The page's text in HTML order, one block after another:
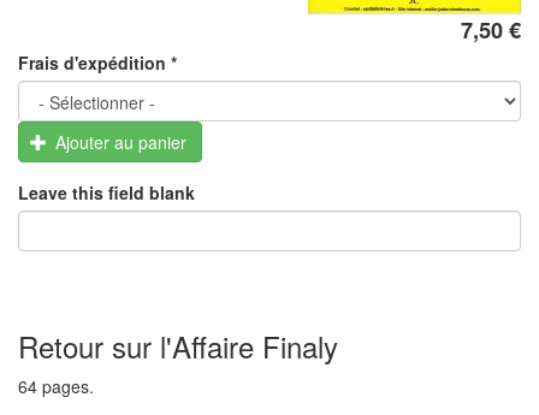
7,50 €
Frais d'expédition *
Ajouter au panier
Leave this field blank
Retour sur l'Affaire Finaly
64 pages.